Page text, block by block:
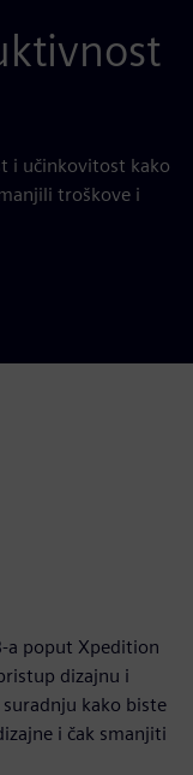
i učinkovitost kako
troškove i
a poput Xpedition
dizajnu i
kako biste
i čak smanjiti